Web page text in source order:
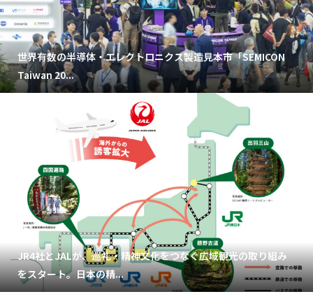
世界有数の半導体・エレクトロニクス製造見本市「SEMICON
Taiwan 20...
JR4社とJALが、巡礼・精神文化をつなぐ広域観光の取り組み
をスタート。日本の精...